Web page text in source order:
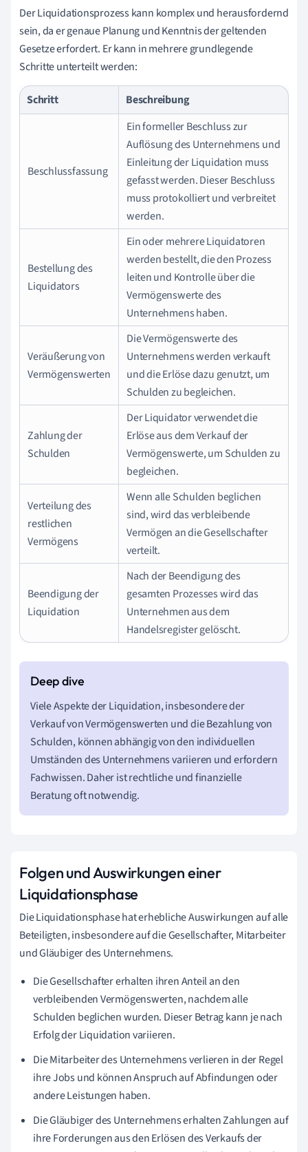
Der Liquidationsprozess kann komplex und herausfordernd
sein, da er genaue Planung und Kenntnis der geltenden
Gesetze erfordert. Er kann in mehrere grundlegende
Schritte unterteilt werden:
Schritt Beschreibung
Beschlussfassung
Ein formeller Beschluss zur
Auflösung des Unternehmens und
Einleitung der Liquidation muss
gefasst werden. Dieser Beschluss
muss protokolliert und verbreitet
werden.
Bestellung des
Liquidators
Ein oder mehrere Liquidatoren
werden bestellt, die den Prozess
leiten und Kontrolle über die
Vermögenswerte des
Unternehmens haben.
Veräußerung von
Vermögenswerten
Die Vermögenswerte des
Unternehmens werden verkauft
und die Erlöse dazu genutzt, um
Schulden zu begleichen.
Zahlung der
Schulden
Der Liquidator verwendet die
Erlöse aus dem Verkauf der
Vermögenswerte, um Schulden zu
begleichen.
Verteilung des
restlichen
Vermögens
Wenn alle Schulden beglichen
sind, wird das verbleibende
Vermögen an die Gesellschafter
verteilt.
Beendigung der
Liquidation
Nach der Beendigung des
gesamten Prozesses wird das
Unternehmen aus dem
Handelsregister gelöscht.
Viele Aspekte der Liquidation, insbesondere der
Verkauf von Vermögenswerten und die Bezahlung von
Schulden, können abhängig von den individuellen
Umständen des Unternehmens variieren und erfordern
Fachwissen. Daher ist rechtliche und finanzielle
Beratung oft notwendig.
Folgen und Auswirkungen einer
Liquidationsphase
Die Liquidationsphase hat erhebliche Auswirkungen auf alle
Beteiligten, insbesondere auf die Gesellschafter, Mitarbeiter
und Gläubiger des Unternehmens.
Die Gesellschafter erhalten ihren Anteil an den
verbleibenden Vermögenswerten, nachdem alle
Schulden beglichen wurden. Dieser Betrag kann je nach
Erfolg der Liquidation variieren.
Die Mitarbeiter des Unternehmens verlieren in der Regel
ihre Jobs und können Anspruch auf Abfindungen oder
andere Leistungen haben.
Die Gläubiger des Unternehmens erhalten Zahlungen auf
ihre Forderungen aus den Erlösen des Verkaufs der